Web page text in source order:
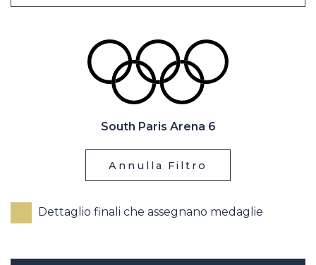
Media
South Paris Arena 6
Annulla Filtro
Dettaglio finali che assegnano medaglie